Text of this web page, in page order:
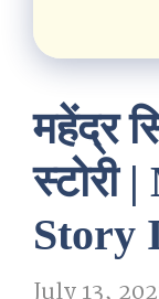
महेंद्र
स्टोरी
Story